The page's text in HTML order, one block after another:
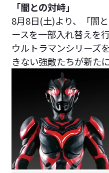
「闇との対峙」
8月8日(土)より、「闇
ースを一部入れ替えを行
ウルトラマンシリーズ
きない強敵たちが新た